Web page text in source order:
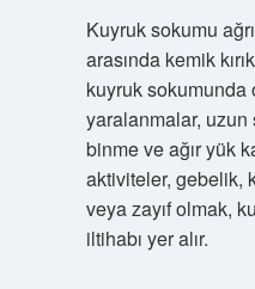
Kuyruk sokumu
arasında kemik
kuyruk sokumunda
yaralanmalar,
binme ve ağır yük
aktiviteler, gebelik,
veya zayıf olmak,
iltihabı yer alır.